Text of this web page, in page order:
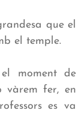
que el
el temple.
moment de
vàrem fer, en
es va